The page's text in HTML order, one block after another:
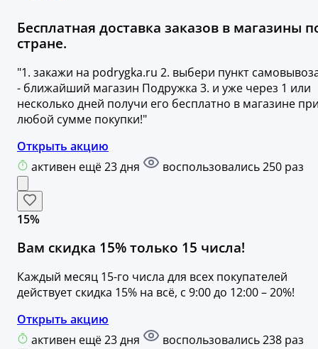
Бесплатная доставка заказов в магазины
стране.
"1. закажи на podrygka.ru 2. выбери пункт
- ближайший магазин Подружка 3. и уже через 1 или
несколько дней получи его бесплатно в магазине
любой сумме покупки!"
Открыть акцию
активен ещё 23 дня
воспользовались 250 раз
15%
Вам скидка 15% только 15 числа!
Каждый месяц 15-го числа для всех покупателей
действует скидка 15% на всё, с 9:00 до 12:00 – 20%!
Открыть акцию
активен ещё 23 дня
воспользовались 238 раз